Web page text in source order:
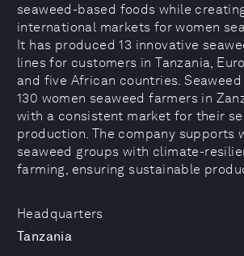
Headquarters
Tanzania
seaweed-based foods while
international markets for women
It has produced 13 innovative
lines for customers in Tanzania,
and five African countries.
130 women seaweed farmers in
with a consistent market for their
production. The company supports
seaweed groups with climate-
farming, ensuring sustainable